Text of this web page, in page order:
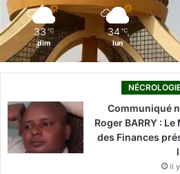
33 ℃
dim
34 ℃
lun
Communiqué
Roger BARRY :
des Finances
il